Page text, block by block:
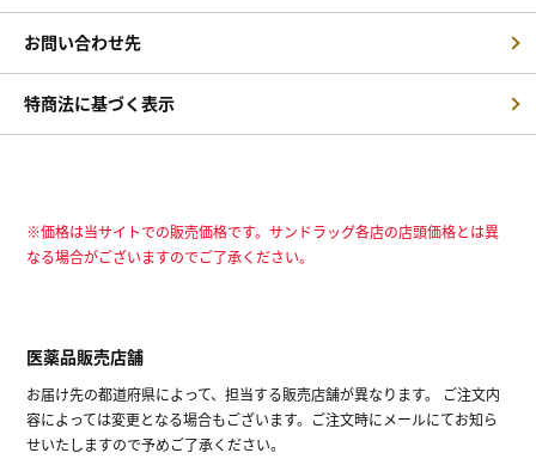
お問い合わせ先
特商法に基づく表示
※価格は当サイトでの販売価格です。サンドラッグ各店の店頭価格とは異
なる場合がございますのでご了承ください。
医薬品販売店舗
お届け先の都道府県によって、担当する販売店舗が異なります。 ご注文内
容によっては変更となる場合もございます。ご注文時にメールにてお知ら
せいたしますので予めご了承ください。